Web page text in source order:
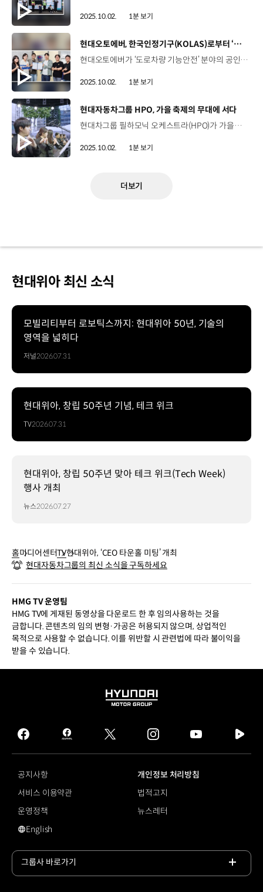
2025.10.02. 1분 보기
[동영상]
현대오토에버, 한국인정기구(KOLAS)로부터 ‘공인검사기관’ 인정
현대오토에버가 ‘도로차량 기능안전’ 분야의 공인검사기관으로 인정받으며 전문적인 평가 역량을 입증했습니다. 공인검사기관은 한국인정기구(KOLAS)가 산업용설비 및 기계, 공산품 및 소비제품 등 총 10개 분야에서 선정하는데요. 이번에 인정받은 ‘도로차량 기능안전’은 차량 관련 전기·전자 시스템의 오작동이나 고장으로 인한 사고를 예방하는 것입니다. 현대오토에버는 국제기준(ISO 26262)과 국내기준(KS R ISO 26262)에 따라 자체 차량 SW를 대상으로 하는 기능안전 검사와 해외 기관에 검사를 의뢰해 왔던 완성차, 자동차 부품사 등의 검사의뢰도 진행할 계획인데요. 앞으로도 내실 있는 차량 기능안전 검사체계 구축을 기반으로 신뢰 높은 검증 서비스를 제공할 예정입니다.
2025.10.02. 1분 보기
[동영상]
현대자동차그룹 HPO, 가을 축제의 무대에 서다
현대차그룹 필하모닉 오케스트라(HPO)가 가을을 맞이해 시민들과 클래식의 감동을 나눴습니다. HPO는 현대자동차와 18개 계열사 임직원들로 구성된 아마추어 오케스트라로 2009년 창단한 이래, 매년 정기연주회와 봉사활동 등 음악을 매개로 한 다양한 활동을 이어오고 있는데요. 지난 달 27일에는 ‘서산 해미읍성 축제’에 참여해 정주영 창업회장 시절부터 깊은 인연을 이어온 서산 지역과의 유대를 음악으로 이어갔습니다. 또한, 지난달 28일에는 현대차가 2015년부터 후원해온 서울 서초구의 대표 가을 축제, ‘제10회 서리풀 뮤직 페스티벌’ 무대에 올라 영화 OST, 디즈니 애니메이션 메들리 등 대중에게 친숙한 프로그램을 선보이며 관객들의 큰 호응을 얻었습니다.
2025.10.02. 1분 보기
더보기
현대위아 최신 소식
모빌리티부터 로보틱스까지: 현대위아 50년, 기술의
영역을 넓히다
저널2026.07.31
현대위아, 창립 50주년 기념, 테크 위크
TV2026.07.31
현대위아, 창립 50주년 맞아 테크 위크(Tech Week)
행사 개최
뉴스2026.07.27
홈미디어센터TV현대위아, ‘CEO 타운홀 미팅’ 개최
현대자동차그룹의 최신 소식을 구독하세요
HMG TV 운영팀
HMG TV에 게재된 동영상을 다운로드 한 후 임의사용하는 것을
금합니다. 콘텐츠의 임의 변형·가공은 허용되지 않으며, 상업적인
목적으로 사용할 수 없습니다. 이를 위반할 시 관련법에 따라 불이익을
받을 수 있습니다.
HYUNDAI
GROUP
facebook
hmg
journal
twitter instagram
tv
공지사항
개인정보 처리방침
서비스 이용약관
법적고지
운영정책
뉴스레터
영문 사이트로 이동
English
그룹사 바로가기